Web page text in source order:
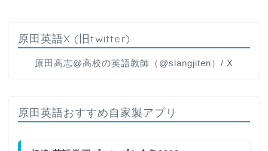
原田英語X (旧twitter)
原田高志@高校の英語教師（@slangjiten）/ X
原田英語おすすめ自家製アプリ